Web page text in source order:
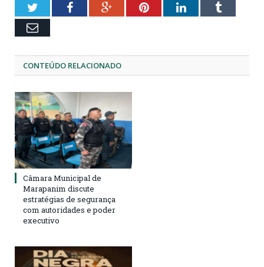
TwitterFacebookGoogle+PinterestLinkedInTumblr
Email
CONTEÚDO RELACIONADO
Câmara Municipal de
Marapanim discute
estratégias de segurança
com autoridades e poder
executivo